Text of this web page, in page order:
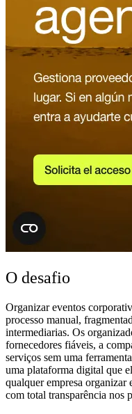
O desafio
Organizar eventos
processo manual,
intermediarias. Os
fornecedores fiáveis, a
serviços sem uma
uma plataforma digital que
qualquer empresa organizar
com total transparência nos